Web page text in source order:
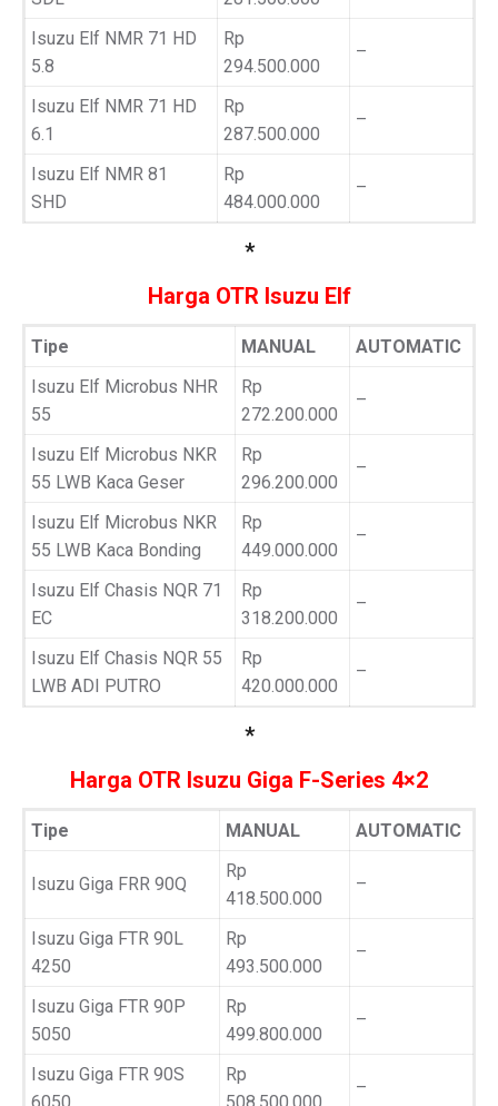
Isuzu Elf NMR 71 HD
5.8
Rp
294.500.000
–
Isuzu Elf NMR 71 HD
6.1
Rp
287.500.000
–
Isuzu Elf NMR 81
SHD
Rp
484.000.000
–
*
Harga OTR Isuzu Elf
Tipe MANUAL
AUTOMATIC
Isuzu Elf Microbus NHR
55
Rp
272.200.000
–
Isuzu Elf Microbus NKR
55 LWB Kaca Geser
Rp
296.200.000
–
Isuzu Elf Microbus NKR
55 LWB Kaca Bonding
Rp
449.000.000
–
Isuzu Elf Chasis NQR 71
EC
Rp
318.200.000
–
Isuzu Elf Chasis NQR 55
LWB ADI PUTRO
Rp
420.000.000
–
*
Harga OTR Isuzu Giga F-Series 4×2
Tipe MANUAL AUTOMATIC
Isuzu Giga FRR 90Q
Rp
418.500.000
–
Isuzu Giga FTR 90L
4250
Rp
493.500.000
–
Isuzu Giga FTR 90P
5050
Rp
499.800.000
–
Isuzu Giga FTR 90S
Rp
–